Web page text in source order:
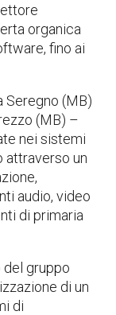
organica
fino ai
Seregno (MB)
(MB) –
nei sistemi
attraverso un
audio, video
di primaria
del gruppo
di un
di